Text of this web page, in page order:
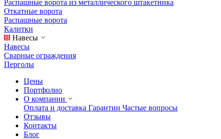
Распашные ворота из металлического штакетника
Откатные ворота
Распашные ворота
Калитки
Навесы
Навесы
Сварные ограждения
Перголы
Цены
Портфолио
О компании
Оплата и доставка Гарантии Частые вопросы
Отзывы
Контакты
Блог